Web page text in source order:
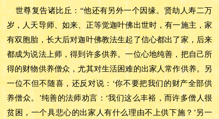
世尊复告诸比丘： “他还有另外一个因缘。贤劫人寿二万
岁，人天导师、如来、正等觉迦叶佛出世时，有一施主，家
有双胞胎，长大后对迦叶佛教法生起了信心都出了家，后来
都成为说法上师，得到许多供养。一位心地纯善，把自己所
得的财物供养僧众，尤其对生活困难的出家人常作供养。另
一位不但不随喜，还反对说：‘你不要把我们的财产全部供
养僧众。’纯善的法师劝言：‘我们这么丰裕，而许多僧人很
贫困，一个具悲心的出家人有什么理由不上供下施？’另一